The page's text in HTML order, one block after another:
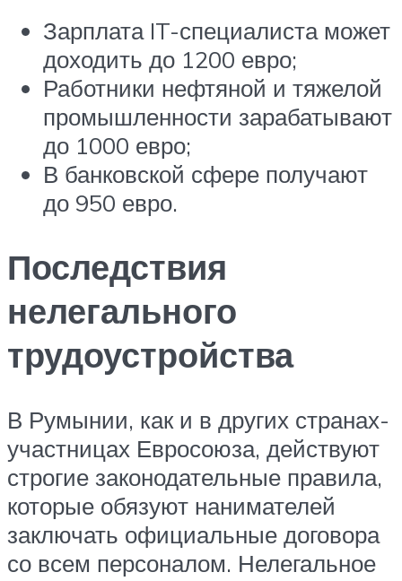
Зарплата IT-специалиста может
доходить до 1200 евро;
Работники нефтяной и тяжелой
промышленности зарабатывают
до 1000 евро;
В банковской сфере получают
до 950 евро.
Последствия
нелегального
трудоустройства
В Румынии, как и в других странах-
участницах Евросоюза, действуют
строгие законодательные правила,
которые обязуют нанимателей
заключать официальные договора
со всем персоналом. Нелегальное